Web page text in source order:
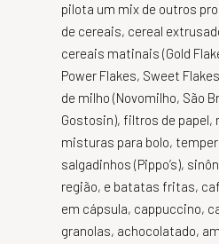
pilota um mix de outros
de cereais, cereal
cereais matinais (Gold
Power Flakes, Sweet
de milho (Novomilho, São
Gostosin), filtros de papel,
misturas para bolo,
salgadinhos (Pippo’s),
região, e batatas fritas,
em cápsula, cappuccino,
granolas, achocolatado,